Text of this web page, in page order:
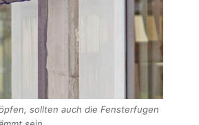
sollten auch die Fensterfugen